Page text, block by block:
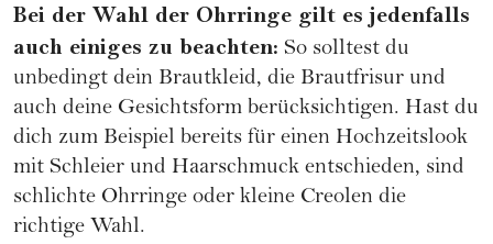
Bei der Wahl der Ohrringe gilt es jedenfalls
auch einiges zu beachten: So solltest du
unbedingt dein Brautkleid, die Brautfrisur und
auch deine Gesichtsform berücksichtigen. Hast du
dich zum Beispiel bereits für einen Hochzeitslook
mit Schleier und Haarschmuck entschieden, sind
schlichte Ohrringe oder kleine Creolen die
richtige Wahl.